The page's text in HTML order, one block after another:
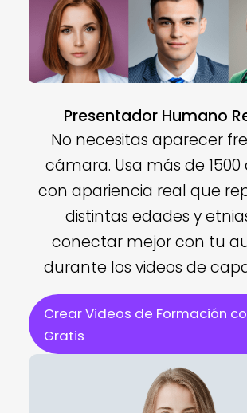
Presentador Humano
No necesitas aparecer
cámara. Usa más de
con apariencia real que
distintas edades y
conectar mejor con tu
durante los videos de
Crear Videos de Formación
Gratis